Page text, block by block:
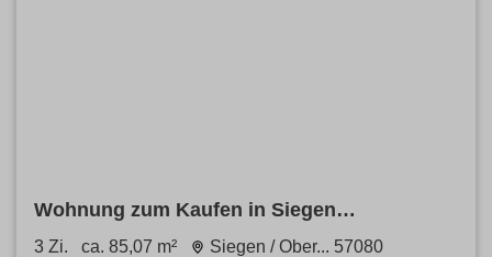
Wohnung zum Kaufen in Siegen
Oberschelden 165.000 € 85.07 m²
3 Zi. ca. 85,07 m² Siegen / Ober... 57080